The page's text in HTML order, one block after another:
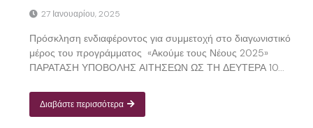
27 Ιανουαρίου, 2025
Πρόσκληση ενδιαφέροντος για συμμετοχή στο διαγωνιστικό
μέρος του προγράμματος «Ακούμε τους Νέους 2025»
ΠΑΡΑΤΑΣΗ ΥΠΟΒΟΛΗΣ ΑΙΤΗΣΕΩΝ ΩΣ ΤΗ ΔΕΥΤΕΡΑ 10...
Διαβάστε περισσότερα